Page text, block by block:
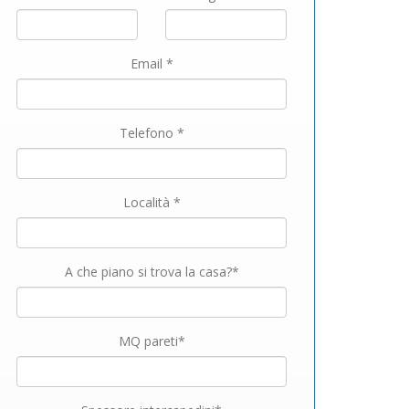
Email *
Telefono *
Località *
A che piano si trova la casa?*
MQ pareti*